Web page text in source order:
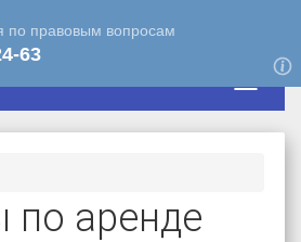
по аренде